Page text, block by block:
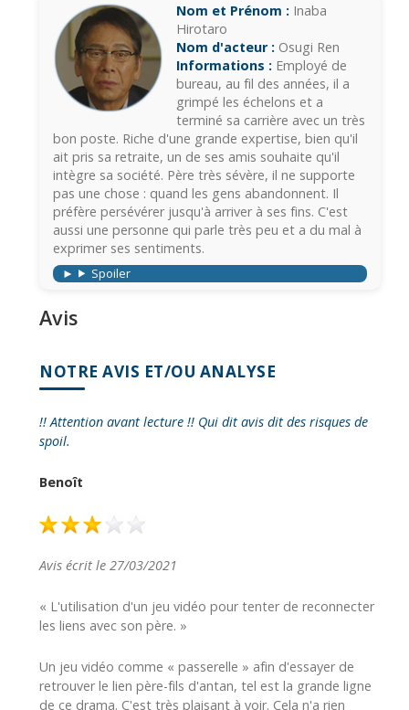
Nom et Prénom : Inaba
Hirotaro
Nom d'acteur : Osugi Ren
Informations : Employé de
bureau, au fil des années, il a
grimpé les échelons et a
terminé sa carrière avec un très
bon poste. Riche d'une grande expertise, bien qu'il
ait pris sa retraite, un de ses amis souhaite qu'il
intègre sa société. Père très sévère, il ne supporte
pas une chose : quand les gens abandonnent. Il
préfère persévérer jusqu'à arriver à ses fins. C'est
aussi une personne qui parle très peu et a du mal à
exprimer ses sentiments.
Spoiler
Avis
NOTRE AVIS ET/OU ANALYSE
!! Attention avant lecture !! Qui dit avis dit des risques de
spoil.
Benoît
Avis écrit le 27/03/2021
« L'utilisation d'un jeu vidéo pour tenter de reconnecter
les liens avec son père. »
Un jeu vidéo comme « passerelle » afin d'essayer de
retrouver le lien père-fils d'antan, tel est la grande ligne
de ce drama. C'est très plaisant à voir. Cela n'a rien